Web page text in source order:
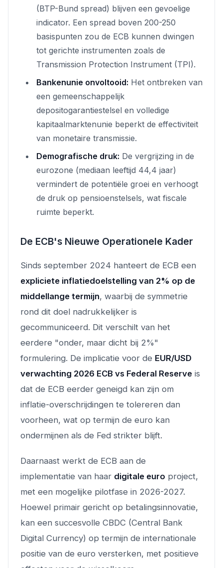
(BTP-Bund spread) blijven een gevoelige
indicator. Een spread boven 200-250
basispunten zou de ECB kunnen dwingen
tot gerichte instrumenten zoals de
Transmission Protection Instrument (TPI).
Bankenunie onvoltooid: Het ontbreken van
een gemeenschappelijk
depositogarantiestelsel en volledige
kapitaalmarktenunie beperkt de effectiviteit
van monetaire transmissie.
Demografische druk: De vergrijzing in de
eurozone (mediaan leeftijd 44,4 jaar)
vermindert de potentiële groei en verhoogt
de druk op pensioenstelsels, wat fiscale
ruimte beperkt.
De ECB's Nieuwe Operationele Kader
Sinds september 2024 hanteert de ECB een
expliciete inflatiedoelstelling van 2% op de
middellange termijn, waarbij de symmetrie
rond dit doel nadrukkelijker is
gecommuniceerd. Dit verschilt van het
eerdere "onder, maar dicht bij 2%"
formulering. De implicatie voor de EUR/USD
verwachting 2026 ECB vs Federal Reserve is
dat de ECB eerder geneigd kan zijn om
inflatie-overschrijdingen te tolereren dan
voorheen, wat op termijn de euro kan
ondermijnen als de Fed strikter blijft.
Daarnaast werkt de ECB aan de
implementatie van haar digitale euro project,
met een mogelijke pilotfase in 2026-2027.
Hoewel primair gericht op betalingsinnovatie,
kan een succesvolle CBDC (Central Bank
Digital Currency) op termijn de internationale
positie van de euro versterken, met positieve